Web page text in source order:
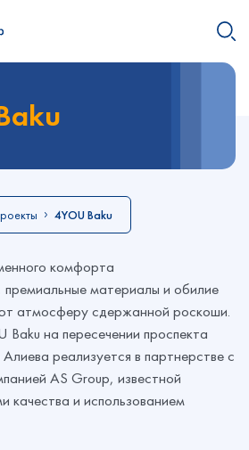
4YOU Baku
комфорта
материалы и обилие
атмосферу сдержанной роскоши.
на пересечении проспекта
реализуется в партнерстве с
AS Group, известной
качества и использованием